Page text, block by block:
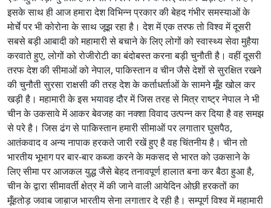
इसके साथ ही आज हमारा देश विभिन्न प्रकार की बेहद गंभीर समस्याओं के
मोर्चे पर भी कोरोना के साथ जूझ रहा है। देश में एक तरफ तो विश्व में दूसरी
सबसे बड़ी आबादी को महामारी से बचाने के लिए लोगों को स्वास्थ्य सेवा मुहैया
करवाते हुए, लोगों को रोजीरोटी का बंदोबस्त करना बड़ी चुनौती है। वहीं दूसरी
तरफ देश की सीमाओं को नेपाल, पाकिस्तान व चीन जैसे देशों से सुरक्षित रखने
की चुनौती सुरसा राक्षसी की तरह देश के कर्ताधर्ताओं के सामने मूँह खोल कर
खड़ी है। महामारी के इस भयावह दौर में जिस तरह से मित्र राष्ट्र नेपाल ने भी
चीन के उकसावे में आकर बेवजह का नक्शा विवाद उत्पन्न कर दिया है वह समझ
से परे है। जिस ढंग से पाकिस्तान हमारी सीमाओं पर लगातार घुसपैठ,
आतंकवाद व अन्य नापाक हरकते जारी रखें हुए है वह चिंतनीय है। चीन तो
भारतीय भूभाग पर बार-बार कब्जा करने के मकसद से भारत को उकसाने के
लिए सीमा पर आजकल युद्ध जैसे बेहद तनावपूर्ण हालात बना कर बैठा हुआ है,
चीन के द्वारा सीमावर्ती क्षेत्र में की जाने वाली आयेदिन ओछी हरकतों का
मूँहतोड़ जवाब जाब़ाज भारतीय सेना लगातार दे रही है। सम्पूर्ण विश्व में महामारी